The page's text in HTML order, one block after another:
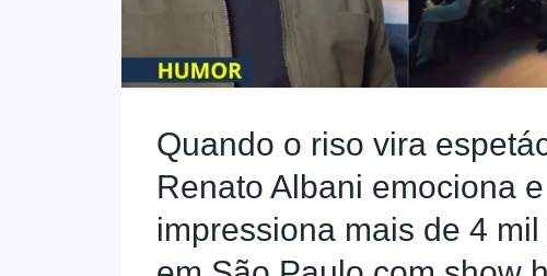
Quando o riso vira
Renato Albani emociona e
impressiona mais de 4